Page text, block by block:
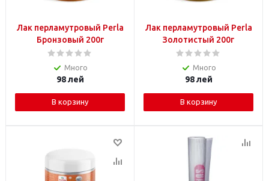
Лак перламутровый Perla
Бронзовый 200г
Много
98лей
В корзину
Лак перламутровый Perla
Золотистый 200г
Много
98лей
В корзину